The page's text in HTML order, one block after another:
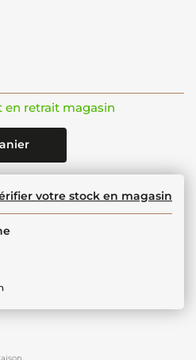
en retrait magasin
votre stock en magasin